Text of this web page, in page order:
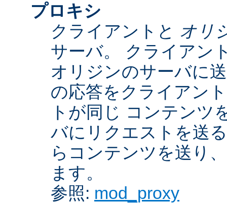
プロキシ
クライアントと オリ
サーバ。 クライアン
オリジンのサーバに
の応答をクライアン
トが同じ コンテンツ
バにリクエストを送
らコンテンツを送り
ます。
参照: mod_proxy